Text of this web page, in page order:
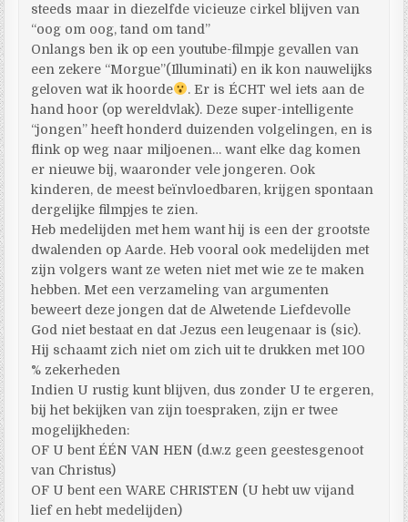
steeds maar in diezelfde vicieuze cirkel blijven van
“oog om oog, tand om tand”
Onlangs ben ik op een youtube-filmpje gevallen van
een zekere “Morgue”(Illuminati) en ik kon nauwelijks
geloven wat ik hoorde
. Er is ÉCHT wel iets aan de
hand hoor (op wereldvlak). Deze super-intelligente
“jongen” heeft honderd duizenden volgelingen, en is
flink op weg naar miljoenen… want elke dag komen
er nieuwe bij, waaronder vele jongeren. Ook
kinderen, de meest beïnvloedbaren, krijgen spontaan
dergelijke filmpjes te zien.
Heb medelijden met hem want hij is een der grootste
dwalenden op Aarde. Heb vooral ook medelijden met
zijn volgers want ze weten niet met wie ze te maken
hebben. Met een verzameling van argumenten
beweert deze jongen dat de Alwetende Liefdevolle
God niet bestaat en dat Jezus een leugenaar is (sic).
Hij schaamt zich niet om zich uit te drukken met 100
% zekerheden
Indien U rustig kunt blijven, dus zonder U te ergeren,
bij het bekijken van zijn toespraken, zijn er twee
mogelijkheden:
OF U bent ÉÉN VAN HEN (d.w.z geen geestesgenoot
van Christus)
OF U bent een WARE CHRISTEN (U hebt uw vijand
lief en hebt medelijden)